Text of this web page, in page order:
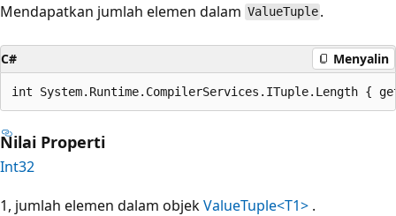
Mendapatkan jumlah elemen dalam ValueTuple .
C# Menyalin
int System.Runtime.CompilerServices.ITuple.Length {
Nilai Properti
Int32
1, jumlah elemen dalam objekValueTuple<T1> .